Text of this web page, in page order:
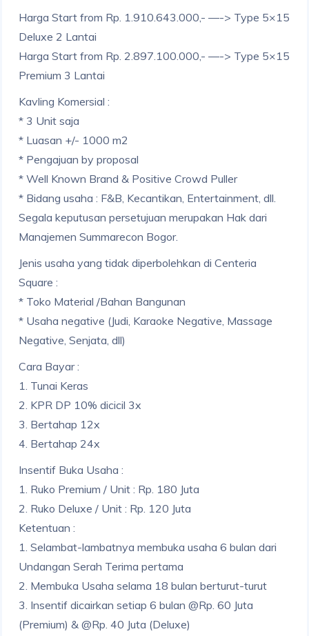
Harga Start from Rp. 1.910.643.000,- —-> Type 5×15
Deluxe 2 Lantai
Harga Start from Rp. 2.897.100.000,- —-> Type 5×15
Premium 3 Lantai
Kavling Komersial :
* 3 Unit saja
* Luasan +/- 1000 m2
* Pengajuan by proposal
* Well Known Brand & Positive Crowd Puller
* Bidang usaha : F&B, Kecantikan, Entertainment, dll.
Segala keputusan persetujuan merupakan Hak dari
Manajemen Summarecon Bogor.
Jenis usaha yang tidak diperbolehkan di Centeria
Square :
* Toko Material /Bahan Bangunan
* Usaha negative (Judi, Karaoke Negative, Massage
Negative, Senjata, dll)
Cara Bayar :
1. Tunai Keras
2. KPR DP 10% dicicil 3x
3. Bertahap 12x
4. Bertahap 24x
Insentif Buka Usaha :
1. Ruko Premium / Unit : Rp. 180 Juta
2. Ruko Deluxe / Unit : Rp. 120 Juta
Ketentuan :
1. Selambat-lambatnya membuka usaha 6 bulan dari
Undangan Serah Terima pertama
2. Membuka Usaha selama 18 bulan berturut-turut
3. Insentif dicairkan setiap 6 bulan @Rp. 60 Juta
(Premium) & @Rp. 40 Juta (Deluxe)